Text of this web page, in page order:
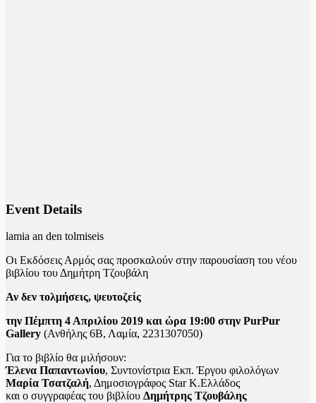
Event Details
lamia an den tolmiseis
Οι Εκδόσεις Αρμός σας προσκαλούν στην παρουσίαση του νέου
βιβλίου του Δημήτρη Τζουβάλη
Αν δεν τολμήσεις, ψευτοζείς
την Πέμπτη 4 Απριλίου 2019 και ώρα 19:00 στην PurPur
Gallery (Ανθήλης 6Β, Λαμία, 2231307050)
Για το βιβλίο θα μιλήσουν:
Έλενα Παπαντωνίου, Συντονίστρια Εκπ. Έργου φιλολόγων
Μαρία Τσατζαλή, Δημοσιογράφος Star Κ.Ελλάδος
και ο συγγραφέας του βιβλίου Δημήτρης Τζουβάλης